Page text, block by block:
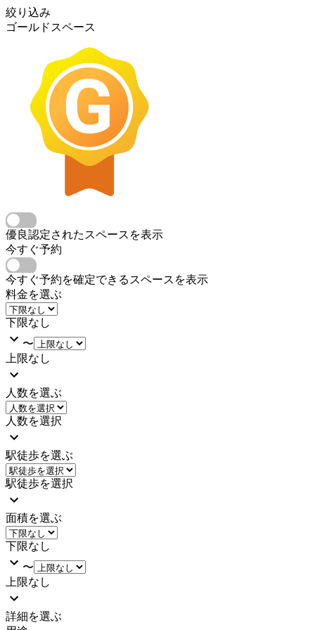
絞り込み
ゴールドスペース
優良認定されたスペースを表示
今すぐ予約
今すぐ予約を確定できるスペースを表示
料金を選ぶ
下限なし
〜
上限なし
人数を選ぶ
人数を選択
駅徒歩を選ぶ
駅徒歩を選択
面積を選ぶ
下限なし
〜
上限なし
詳細を選ぶ